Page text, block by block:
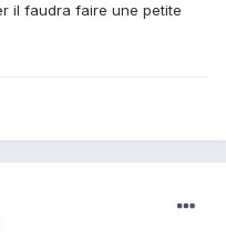
il faudra faire une petite